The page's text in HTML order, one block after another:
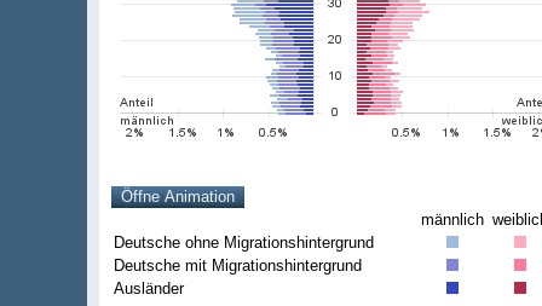
männlich
Deutsche ohne Migrationshintergrund
Deutsche mit Migrationshintergrund
Ausländer